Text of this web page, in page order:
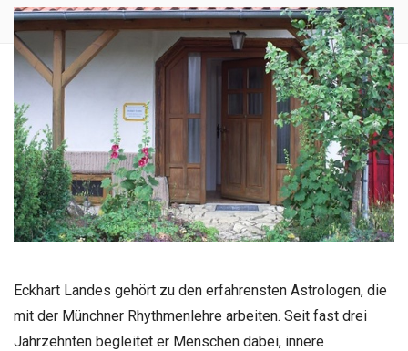
Eckhart Landes gehört zu den erfahrensten Astrologen, die
mit der Münchner Rhythmenlehre arbeiten. Seit fast drei
Jahrzehnten begleitet er Menschen dabei, innere